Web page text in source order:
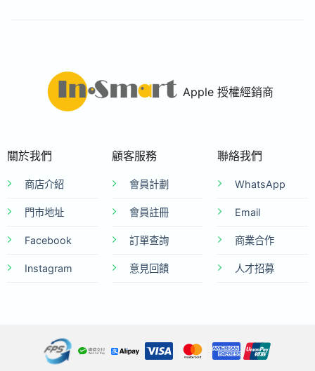
Apple 授權經銷商
關於我們
商店介紹
門市地址
Facebook
Instagram
顧客服務
會員計劃
會員註冊
訂單查詢
意見回饋
聯絡我們
WhatsApp
Email
商業合作
人才招募